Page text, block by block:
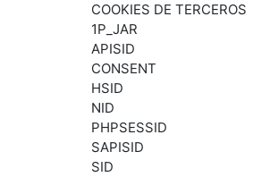
COOKIES DE TERCEROS
1P_JAR
APISID
CONSENT
HSID
NID
PHPSESSID
SAPISID
SID